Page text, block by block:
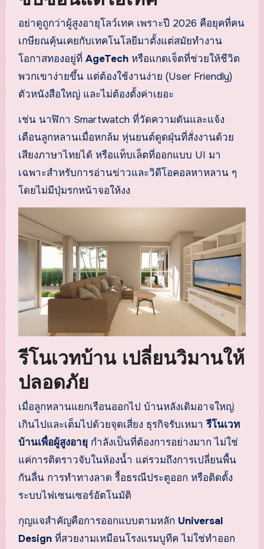
อย่าดูถูกว่าผู้สูงอายุโลว์เทค เพราะปี 2026 คือยุคที่คน
เกษียณคุ้นเคยกับเทคโนโลยีมาตั้งแต่สมัยทำงาน
โอกาสทองอยู่ที่ AgeTechหรือแกดเจ็ตที่ช่วยให้ชีวิต
พวกเขาง่ายขึ้น แต่ต้องใช้งานง่าย (User Friendly)
ตัวหนังสือใหญ่ และไม่ต้องตั้งค่าเยอะ
เช่น นาฬิกา Smartwatch ที่วัดความดันและแจ้ง
เตือนลูกหลานเมื่อหกล้ม หุ่นยนต์ดูดฝุ่นที่สั่งงานด้วย
เสียงภาษาไทยได้ หรือแท็บเล็ตที่ออกแบบ UI มา
เฉพาะสำหรับการอ่านข่าวและวิดีโอคอลหาหลาน ๆ
โดยไม่มีปุ่มรกหน้าจอให้งง
รีโนเวทบ้าน เปลี่ยนวิมานให้
ปลอดภัย
เมื่อลูกหลานแยกเรือนออกไป บ้านหลังเดิมอาจใหญ่
เกินไปและเต็มไปด้วยจุดเสี่ยง ธุรกิจรับเหมารีโนเวท
บ้านเพื่อผู้สูงอายุกำลังเป็นที่ต้องการอย่างมาก ไม่ใช่
แค่การติดราวจับในห้องน้ำ แต่รวมถึงการเปลี่ยนพื้น
กันลื่น การทำทางลาด รื้อธรณีประตูออก หรือติดตั้ง
ระบบไฟเซนเซอร์อัตโนมัติ
กุญแจสำคัญคือการออกแบบตามหลัก Universal
Designที่สวยงามเหมือนโรงแรมบูทีค ไม่ใช่ทำออก